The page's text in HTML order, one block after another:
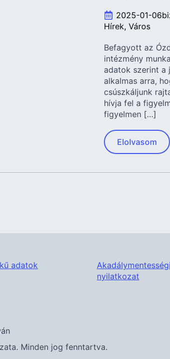
2025-01-06
Hírek Város
Befagyott az
intézmény
adatok szerint a
alkalmas arra,
csúszkáljunk
hívja fel a
figyelmen […]
Elolvasom
adatok
Akadálymentességi
nyilatkozat
Minden jog fenntartva.